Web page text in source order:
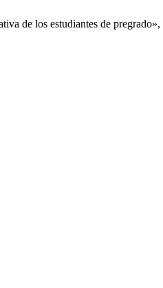
de los estudiantes de pregrado»,